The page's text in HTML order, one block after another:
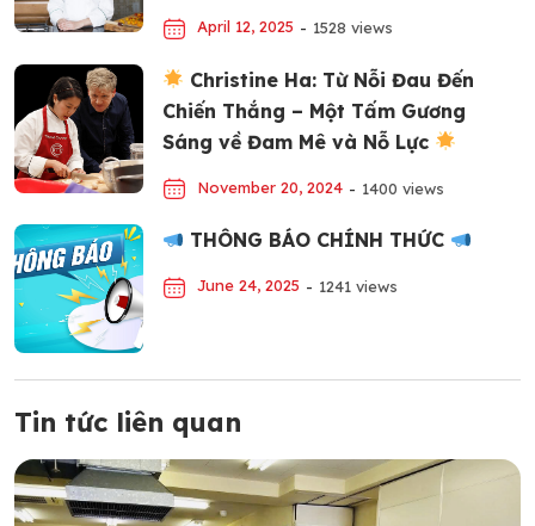
April 12, 2025 - 1528 views
Christine Ha: Từ Nỗi Đau Đến
Chiến Thắng – Một Tấm Gương
Sáng về Đam Mê và Nỗ Lực
November 20, 2024 - 1400 views
THÔNG BÁO CHÍNH THỨC
June 24, 2025 - 1241 views
Tin tức liên quan